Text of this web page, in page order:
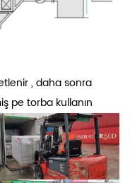
, daha sonra
pe torba kullanın